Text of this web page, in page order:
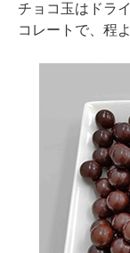
チョコ玉はドラ
コレートで、程